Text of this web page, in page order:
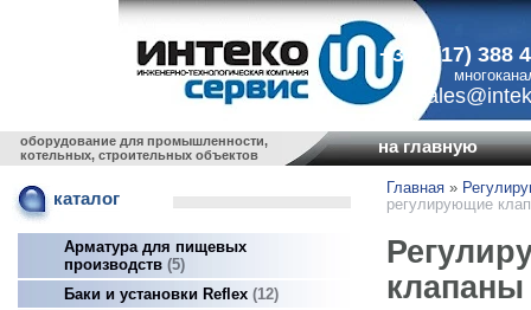
+375 (17) 388
оборудование для промышленности,
котельных, строительных объектов
на главную
каталог
Арматура для пищевых
производств 5
Баки и установки Reflex 12
Главная »
регулирующие